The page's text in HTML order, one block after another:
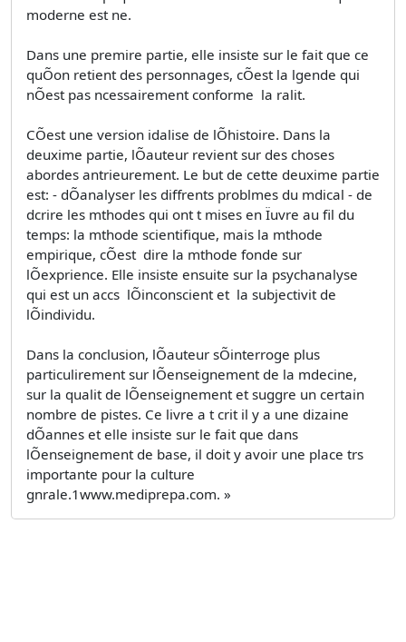
moderne est ne.
Dans une premire partie, elle insiste sur le fait que ce
quÕon retient des personnages, cÕest la lgende qui
nÕest pas ncessairement conforme  la ralit.
CÕest une version idalise de lÕhistoire. Dans la
deuxime partie, lÕauteur revient sur des choses
abordes antrieurement. Le but de cette deuxime partie
est: - dÕanalyser les diffrents problmes du mdical - de
dcrire les mthodes qui ont t mises en Ïuvre au fil du
temps: la mthode scientifique, mais la mthode
empirique, cÕest  dire la mthode fonde sur
lÕexprience. Elle insiste ensuite sur la psychanalyse
qui est un accs  lÕinconscient et  la subjectivit de
lÕindividu.
Dans la conclusion, lÕauteur sÕinterroge plus
particulirement sur lÕenseignement de la mdecine,
sur la qualit de lÕenseignement et suggre un certain
nombre de pistes. Ce livre a t crit il y a une dizaine
dÕannes et elle insiste sur le fait que dans
lÕenseignement de base, il doit y avoir une place trs
importante pour la culture
gnrale.1www.mediprepa.com. »